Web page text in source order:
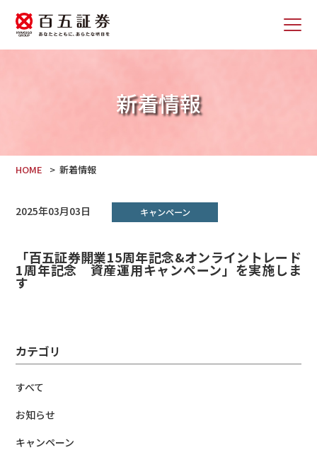
新着情報
HOME 新着情報
2025年03月03日 キャンペーン
「百五証券開業15周年記念&オンライントレード
1周年記念 資産運用キャンペーン」を実施しま
す
カテゴリ
すべて
お知らせ
キャンペーン